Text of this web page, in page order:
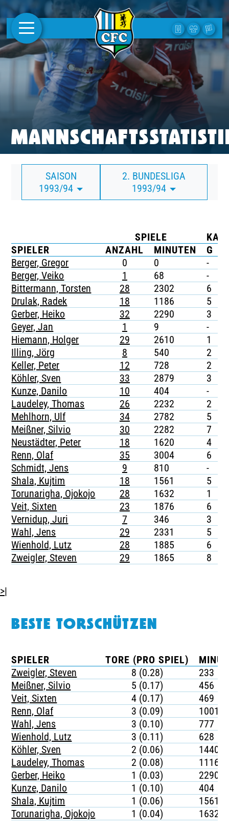
AKTUELLES
1. MANNSCHAFT
FRAUEN
CAMPUS
CLUB
CLUBMITGLIEDSCHAFT
BUSINESS
TICKETING
SAISON
1993/94
2. BUNDESLIGA
1993/94
SPIELE
SPIELER
ANZAHL MINUTEN G
Berger, Gregor
0 0 -
Berger, Veiko
1 68 -
Bittermann, Torsten
28 2302 6
Drulak, Radek
18 1186 5
Gerber, Heiko
32 2290 3
Geyer, Jan
1 9 -
Hiemann, Holger
29 2610 1
Illing, Jörg
8 540 2
Keller, Peter
12 728 2
Köhler, Sven
33 2879 3
Kunze, Danilo
10 404 -
Laudeley, Thomas
26 2232 2
Mehlhorn, Ulf
34 2782 5
Meißner, Silvio
30 2282 7
Neustädter, Peter
18 1620 4
Renn, Olaf
35 3004 6
Schmidt, Jens
9 810 -
Shala, Kujtim
18 1561 5
Torunarigha, Ojokojo
28 1632 1
Veit, Sixten
23 1876 6
Vernidup, Juri
7 346 3
Wahl, Jens
29 2331 5
Wienhold, Lutz
28 1885 6
Zweigler, Steven
29 1865 8
>|
BESTE TORSCHÜTZEN
SPIELER TORE (PRO SPIEL)
Zweigler, Steven
8 (0.28)
233
Meißner, Silvio
5 (0.17)
456
Veit, Sixten
4 (0.17)
469
Renn, Olaf
3 (0.09)
1001
Wahl, Jens
3 (0.10)
777
Wienhold, Lutz
3 (0.11)
628
Köhler, Sven
2 (0.06)
1440
Laudeley, Thomas
2 (0.08)
1116
Gerber, Heiko
1 (0.03)
2290
Kunze, Danilo
1 (0.10)
404
Shala, Kujtim
1 (0.06)
1561
Torunarigha, Ojokojo
1 (0.04) 1632